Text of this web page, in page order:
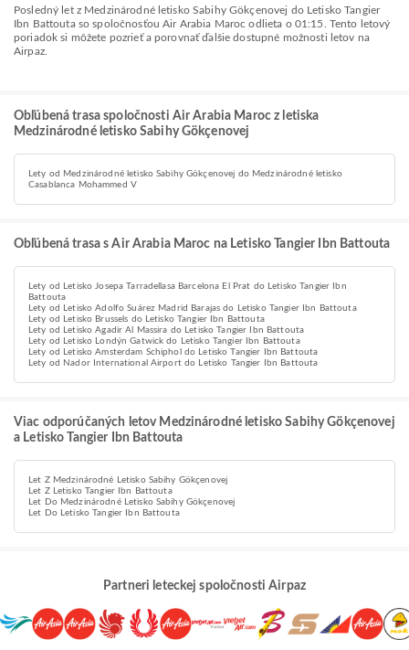
Posledný let z Medzinárodné letisko Sabihy Gökçenovej do Letisko Tangier
Ibn Battouta so spoločnosťou Air Arabia Maroc odlieta o 01:15. Tento letový
poriadok si môžete pozrieť a porovnať ďalšie dostupné možnosti letov na
Airpaz.
Obľúbená trasa spoločnosti Air Arabia Maroc z letiska
Medzinárodné letisko Sabihy Gökçenovej
Lety od Medzinárodné letisko Sabihy Gökçenovej do Medzinárodné letisko
Casablanca Mohammed V
Obľúbená trasa s Air Arabia Maroc na Letisko Tangier Ibn Battouta
Lety od Letisko Josepa Tarradellasa Barcelona El Prat do Letisko Tangier Ibn
Battouta
Lety od Letisko Adolfo Suárez Madrid Barajas do Letisko Tangier Ibn Battouta
Lety od Letisko Brussels do Letisko Tangier Ibn Battouta
Lety od Letisko Agadir Al Massira do Letisko Tangier Ibn Battouta
Lety od Letisko Londýn Gatwick do Letisko Tangier Ibn Battouta
Lety od Letisko Amsterdam Schiphol do Letisko Tangier Ibn Battouta
Lety od Nador International Airport do Letisko Tangier Ibn Battouta
Viac odporúčaných letov Medzinárodné letisko Sabihy Gökçenovej
a Letisko Tangier Ibn Battouta
Let Z Medzinárodné Letisko Sabihy Gökçenovej
Let Z Letisko Tangier Ibn Battouta
Let Do Medzinárodné Letisko Sabihy Gökçenovej
Let Do Letisko Tangier Ibn Battouta
Partneri leteckej spoločnosti Airpaz